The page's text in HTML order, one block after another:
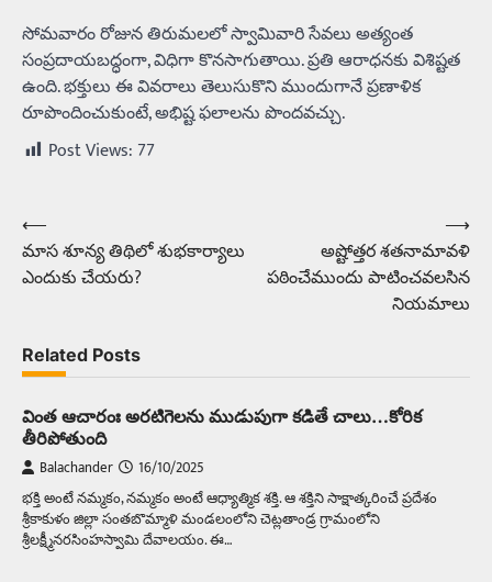
సోమవారం రోజున తిరుమలలో స్వామివారి సేవలు అత్యంత
సంప్రదాయబద్ధంగా, విధిగా కొనసాగుతాయి. ప్రతి ఆరాధనకు విశిష్టత
ఉంది. భక్తులు ఈ వివరాలు తెలుసుకొని ముందుగానే ప్రణాళిక
రూపొందించుకుంటే, అభిష్ట ఫలాలను పొందవచ్చు.
Post Views: 77
Post
navigation
⟵
మాస శూన్య తిథిలో శుభకార్యాలు
ఎందుకు చేయరు?
అష్టోత్తర శతనామావళి
పఠించేముందు పాటించవలసిన
నియమాలు
⟶
Related Posts
వింత ఆచారంః అరటిగెలను ముడుపుగా కడితే చాలు…కోరిక
తీరిపోతుంది
Balachander 16/10/2025
భక్తి అంటే నమ్మకం, నమ్మకం అంటే ఆధ్యాత్మిక శక్తి. ఆ శక్తిని సాక్షాత్కరించే ప్రదేశం
శ్రీకాకుళం జిల్లా సంతబొమ్మాళి మండలంలోని చెట్లతాండ్ర గ్రామంలోని
శ్రీలక్ష్మీనరసింహస్వామి దేవాలయం. ఈ…